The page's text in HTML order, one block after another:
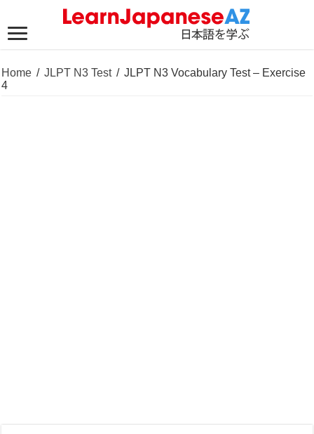
Home / JLPT N3 Test / JLPT N3 Vocabulary Test – Exercise
4